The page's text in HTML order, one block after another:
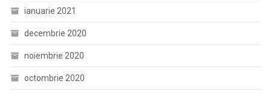
ianuarie 2021
decembrie 2020
noiembrie 2020
octombrie 2020